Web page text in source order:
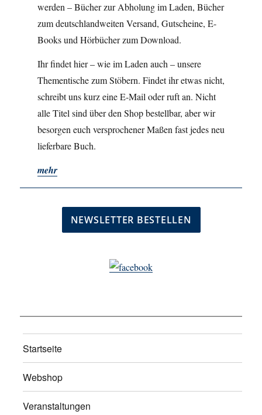
werden – Bücher zur Abholung im Laden, Bücher
zum deutschlandweiten Versand, Gutscheine, E-
Books und Hörbücher zum Download.
Ihr findet hier – wie im Laden auch – unsere
Thementische zum Stöbern. Findet ihr etwas nicht,
schreibt uns kurz eine E-Mail oder ruft an. Nicht
alle Titel sind über den Shop bestellbar, aber wir
besorgen euch versprochener Maßen fast jedes neu
lieferbare Buch.
mehr
Startseite
Webshop
Veranstaltungen